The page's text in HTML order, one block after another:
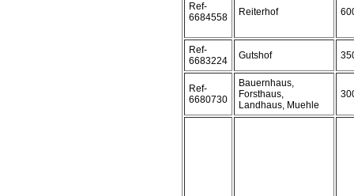
Ref-
6684558
Reiterhof
Ref-
6683224
Gutshof
Ref-
6680730
Bauernhaus,
Forsthaus,
Landhaus, Muehle